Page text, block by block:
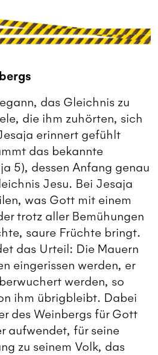
das Gleichnis zu
die ihm zuhörten, sich
erinnert gefühlt
das bekannte
5), dessen Anfang genau
Jesu. Bei Jesaja
was Gott mit einem
trotz aller Bemühungen
saure Früchte bringt.
das Urteil: Die Mauern
eingerissen werden, er
werden, so
ihm übrigbleibt. Dabei
des Weinbergs für Gott
aufwendet, für seine
zu seinem Volk, das